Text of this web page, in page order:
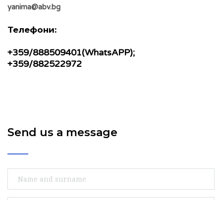
yanima@abv.bg
Телефони:
+359/888509401(WhatsAPP);
+359/882522972
Send us a message